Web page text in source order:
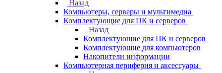
Назад
Компьютеры, серверы и мультимедиа
Комплектующие для ПК и серверов
Назад
Комплектующие для ПК и серверов
Комплектующие для компьютеров
Накопители информации
Компьютерная периферия и аксессуары